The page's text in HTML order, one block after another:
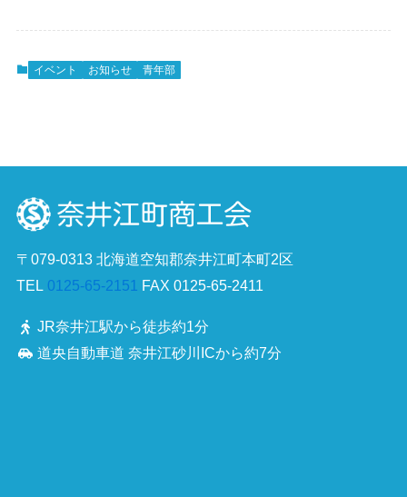
イベント お知らせ 青年部
〒079-0313 北海道空知郡奈井江町本町2区
TEL 0125-65-2151 FAX 0125-65-2411
JR奈井江駅から徒歩約1分
道央自動車道 奈井江砂川ICから約7分